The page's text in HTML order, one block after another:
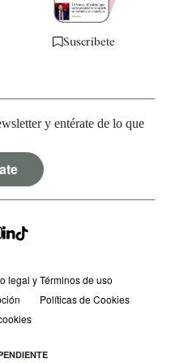
Suscríbete
y entérate de lo que
legal y Términos de uso
Políticas de Cookies